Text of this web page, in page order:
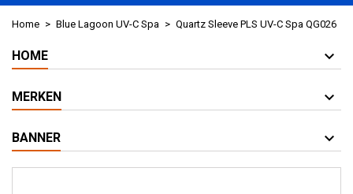
Home Blue Lagoon UV-C Spa Quartz Sleeve PLS UV-C Spa QG026
HOME
MERKEN
BANNER